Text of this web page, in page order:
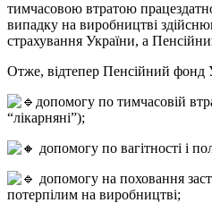
тимчасовою втратою
випадку на виробництві
страхування України, а
Отже, відтепер Пенсійний фонд
допомогу по тимчасовій
“лікарняні”);
допомогу по вагітності і
допомогу на поховання
потерпілим на виробництві;